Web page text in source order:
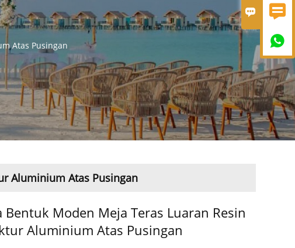
 

Atas Pusingan
Aluminium Atas Pusingan
Bentuk Moden Meja Teras Luaran Resin
Aluminium Atas Pusingan